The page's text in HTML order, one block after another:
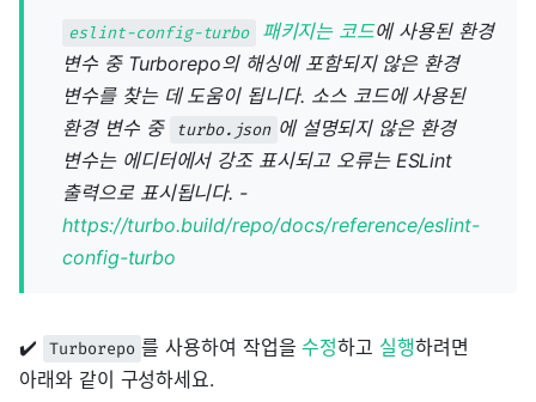
eslint-config-turbo 패키지는 코드에 사용된 환경
변수 중 Turborepo의 해싱에 포함되지 않은 환경
변수를 찾는 데 도움이 됩니다. 소스 코드에 사용된
환경 변수 중
turbo.json 에 설명되지 않은 환경
변수는 에디터에서 강조 표시되고 오류는 ESLint
출력으로 표시됩니다. -
https://turbo.build/repo/docs/reference/eslint-
config-turbo
✔️ Turborepo 를 사용하여 작업을수정하고 실행하려면
아래와 같이 구성하세요.